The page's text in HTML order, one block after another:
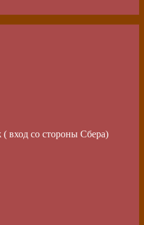
вход со стороны Сбера)